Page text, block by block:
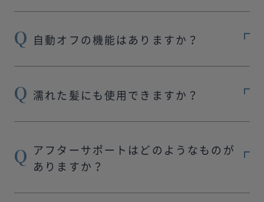
自動オフの機能はありますか？
濡れた髪にも使用できますか？
アフターサポートはどのようなものが
ありますか？